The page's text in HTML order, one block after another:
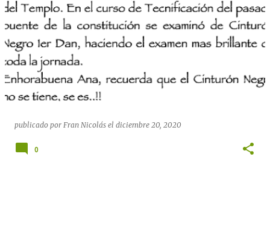
E
n
t
r
a
d
publicado por Fran Nicolás el diciembre 20, 2020
0